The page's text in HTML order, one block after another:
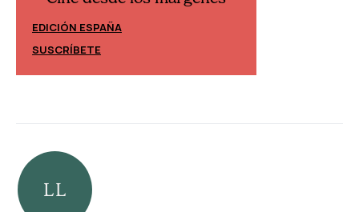
EDICIÓN ESPAÑA
SUSCRÍBETE